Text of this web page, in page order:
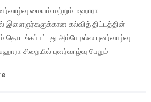
மையம் மற்றும் மஹாரா
இளைஞர்களுக்கான கல்வித் திட்டத்தின்
அம்பேபுஸ்ஸ புனர்வாழ்வு
சிறையில் புனர்வாழ்வு பெறும்